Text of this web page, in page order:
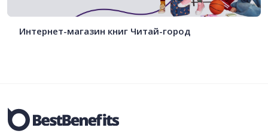
Интернет-магазин книг Читай-город